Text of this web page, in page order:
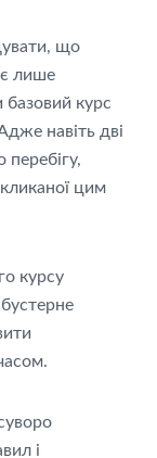
що
лише
курс
навіть дві
цим
курсу
і